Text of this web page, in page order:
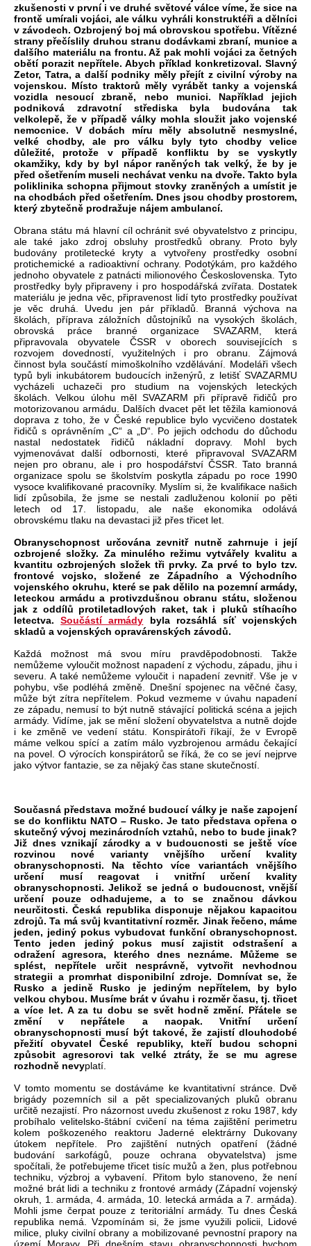
zkušenosti v první i ve druhé světové válce víme, že sice na
frontě umírali vojáci, ale válku vyhráli konstruktéři a dělníci
v závodech. Ozbrojený boj má obrovskou spotřebu. Vítězné
strany přečíslily druhou stranu dodávkami zbraní, munice a
dalšího materiálu na frontu. Až pak mohli vojáci za četných
obětí porazit nepřítele. Abych příklad konkretizoval. Slavný
Zetor, Tatra, a další podniky měly přejít z civilní výroby na
vojenskou. Místo traktorů měly vyrábět tanky a vojenská
vozidla nesoucí zbraně, nebo munici. Například jejich
podniková zdravotní střediska byla budována tak
velkolepě, že v případě války mohla sloužit jako vojenské
nemocnice. V dobách míru měly absolutně nesmyslné,
velké chodby, ale pro válku byly tyto chodby velice
důležité, protože v případě konfliktu by se vyskytly
okamžiky, kdy by byl nápor raněných tak velký, že by je
před ošetřením museli nechávat venku na dvoře. Takto byla
poliklinika schopna přijmout stovky zraněných a umístit je
na chodbách před ošetřením. Dnes jsou chodby prostorem,
který zbytečně prodražuje nájem ambulancí.
Obrana státu má hlavní cíl ochránit své obyvatelstvo z principu,
ale také jako zdroj obsluhy prostředků obrany. Proto byly
budovány protiletecké kryty a vytvořeny prostředky osobní
protichemické a radioaktivní ochrany. Podotýkám, pro každého
jednoho obyvatele z patnácti milionového Československa. Tyto
prostředky byly připraveny i pro hospodářská zvířata. Dostatek
materiálu je jedna věc, připravenost lidí tyto prostředky používat
je věc druhá. Uvedu jen pár příkladů. Branná výchova na
školách, příprava záložních důstojníků na vysokých školách,
obrovská práce branné organizace SVAZARM, která
připravovala obyvatele ČSSR v oborech souvisejících s
rozvojem dovedností, využitelných i pro obranu. Zájmová
činnost byla součástí mimoškolního vzdělávání. Modeláři všech
typů byli inkubátorem budoucích inženýrů, z letišť SVAZARMU
vycházeli uchazeči pro studium na vojenských leteckých
školách. Velkou úlohu měl SVAZARM při přípravě řidičů pro
motorizovanou armádu. Dalších dvacet pět let těžila kamionová
doprava z toho, že v České republice bylo vycvičeno dostatek
řidičů s oprávněním „C“ a „D“. Po jejich odchodu do důchodu
nastal nedostatek řidičů nákladní dopravy. Mohl bych
vyjmenovávat další odbornosti, které připravoval SVAZARM
nejen pro obranu, ale i pro hospodářství ČSSR. Tato branná
organizace spolu se školstvím poskytla západu po roce 1990
vysoce kvalifikované pracovníky. Myslím si, že kvalifikace našich
lidí způsobila, že jsme se nestali zadluženou kolonií po pěti
letech od 17. listopadu, ale naše ekonomika odolává
obrovskému tlaku na devastaci již přes třicet let.
Obranyschopnost určována zevnitř nutně zahrnuje i její
ozbrojené složky. Za minulého režimu vytvářely kvalitu a
kvantitu ozbrojených složek tři prvky. Za prvé to bylo tzv.
frontové vojsko, složené ze Západního a Východního
vojenského okruhu, které se pak dělilo na pozemní armády,
leteckou armádu a protivzdušnou obranu státu, složenou
jak z oddílů protiletadlových raket, tak i pluků stíhacího
letectva.Součástí armády byla rozsáhlá síť vojenských
skladů a vojenských opravárenských závodů.
Každá možnost má svou míru pravděpodobnosti. Takže
nemůžeme vyloučit možnost napadení z východu, západu, jihu i
severu. A také nemůžeme vyloučit i napadení zevnitř. Vše je v
pohybu, vše podléhá změně. Dnešní spojenec na věčné časy,
může být zítra nepřítelem. Pokud vezmeme v úvahu napadení
ze západu, nemusí to být nutně stávající politická scéna a jejich
armády. Vidíme, jak se mění složení obyvatelstva a nutně dojde
i ke změně ve vedení státu. Konspirátoři říkají, že v Evropě
máme velkou spící a zatím málo vyzbrojenou armádu čekající
na povel. O výrocích konspirátorů se říká, že co se jeví nejprve
jako výtvor fantazie, se za nějaký čas stane skutečností.
Současná představa možné budoucí války je naše zapojení
se do konfliktu NATO – Rusko. Je tato představa opřena o
skutečný vývoj mezinárodních vztahů, nebo to bude jinak?
Již dnes vznikají zárodky a v budoucnosti se ještě více
rozvinou nové varianty vnějšího určení kvality
obranyschopnosti. Na těchto více variantách vnějšího
určení musí reagovat i vnitřní určení kvality
obranyschopnosti. Jelikož se jedná o budoucnost, vnější
určení pouze odhadujeme, a to se značnou dávkou
neurčitosti. Česká republika disponuje nějakou kapacitou
zdrojů. Ta má svůj kvantitativní rozměr. Jinak řečeno, máme
jeden, jediný pokus vybudovat funkční obranyschopnost.
Tento jeden jediný pokus musí zajistit odstrašení a
odražení agresora, kterého dnes neznáme. Můžeme se
splést, nepřítele určit nesprávně, vytvořit nevhodnou
strategii a promrhat disponibilní zdroje. Domnívat se, že
Rusko a jedině Rusko je jediným nepřítelem, by bylo
velkou chybou. Musíme brát v úvahu i rozměr času, tj. třicet
a více let. A za tu dobu se svět hodně změní. Přátele se
změní v nepřátele a naopak. Vnitřní určení
obranyschopnosti musí být takové, že zajistí dlouhodobé
přežití obyvatel České republiky, kteří budou schopni
způsobit agresorovi tak velké ztráty, že se mu agrese
rozhodně nevyplatí.
V tomto momentu se dostáváme ke kvantitativní stránce. Dvě
brigády pozemních sil a pět specializovaných pluků obranu
určitě nezajistí. Pro názornost uvedu zkušenost z roku 1987, kdy
probíhalo velitelsko-štábní cvičení na téma zajištění perimetru
kolem poškozeného reaktoru Jaderné elektrárny Dukovany
útokem nepřítele. Pro zajištění nutných opatření (žádné
budování sarkofágů, pouze ochrana obyvatelstva) jsme
spočítali, že potřebujeme třicet tisíc mužů a žen, plus potřebnou
techniku, výzbroj a vybavení. Přitom bylo stanoveno, že není
možné brát lidi a techniku z frontové armády (Západní vojenský
okruh, 1. armáda, 4. armáda, 10. letecká armáda a 7. armáda).
Mohli jsme čerpat pouze z teritoriální armády. Tu dnes Česká
republika nemá. Vzpomínám si, že jsme využili policii, Lidové
milice, pluky civilní obrany a mobilizované pevnostní prapory na
území Moravy. Při dnešním stavu obranyschopnosti bychom